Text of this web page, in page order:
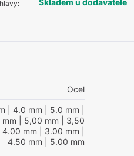
:
Skladem u dodavatele
Ocel
| 4.0 mm | 5.0 mm
mm | 5,00 mm | 3,50
| 4.00 mm | 3.00 mm
4.50 mm | 5.00 mm